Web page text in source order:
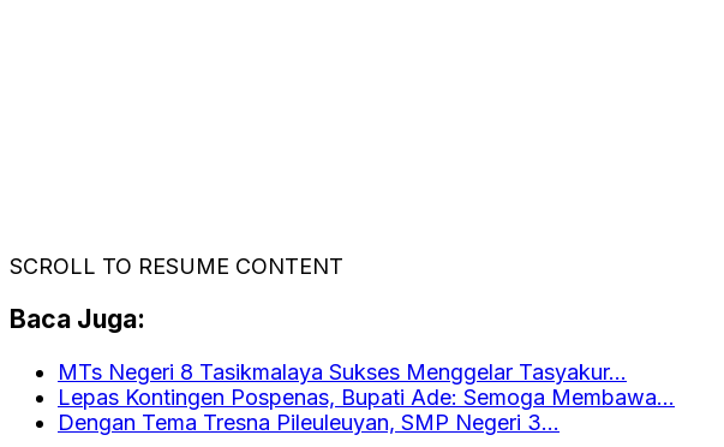
SCROLL TO RESUME CONTENT
Baca Juga:
MTs Negeri 8 Tasikmalaya Sukses Menggelar Tasyakur…
Lepas Kontingen Pospenas, Bupati Ade: Semoga Membawa…
Dengan Tema Tresna Pileuleuyan, SMP Negeri 3…